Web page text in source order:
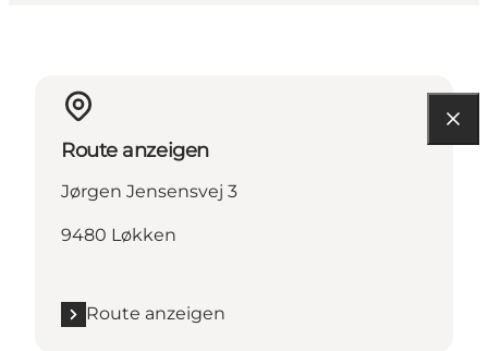
Route anzeigen
Jørgen Jensensvej 3
9480 Løkken
Route anzeigen